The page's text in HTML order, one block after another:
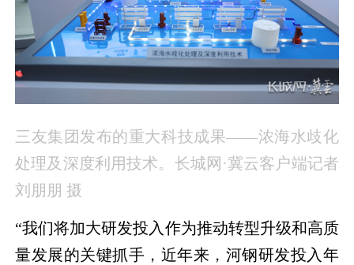
三友集团发布的重大科技成果——浓海水歧化
处理及深度利用技术。长城网·冀云客户端记者
刘朋朋 摄
“我们将加大研发投入作为推动转型升级和高质
量发展的关键抓手，近年来，河钢研发投入年